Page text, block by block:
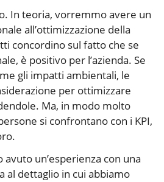
In teoria, vorremmo avere un
all’ottimizzazione della
concordino sul fatto che se
è positivo per l’azienda. Se
gli impatti ambientali, le
per ottimizzare
Ma, in modo molto
si confrontano con i KPI,
un’esperienza con una
al dettaglio in cui abbiamo